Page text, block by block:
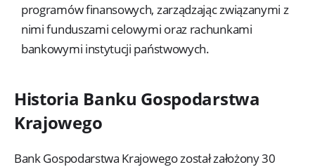
programów finansowych, zarządzając związanymi z
nimi funduszami celowymi oraz rachunkami
bankowymi instytucji państwowych.
Historia Banku Gospodarstwa
Krajowego
Bank Gospodarstwa Krajowego został założony 30